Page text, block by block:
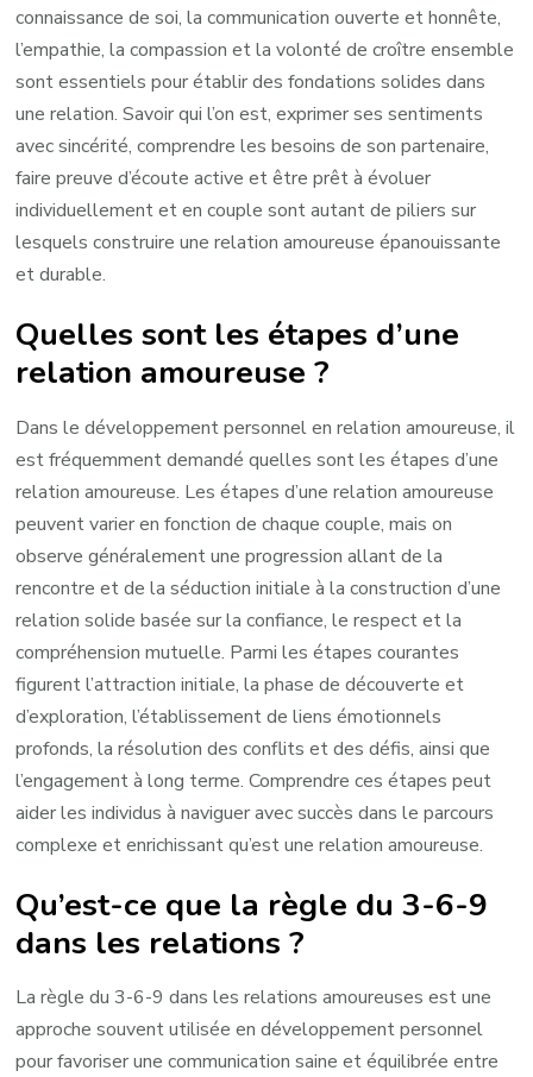
connaissance de soi, la communication ouverte et honnête,
l’empathie, la compassion et la volonté de croître ensemble
sont essentiels pour établir des fondations solides dans
une relation. Savoir qui l’on est, exprimer ses sentiments
avec sincérité, comprendre les besoins de son partenaire,
faire preuve d’écoute active et être prêt à évoluer
individuellement et en couple sont autant de piliers sur
lesquels construire une relation amoureuse épanouissante
et durable.
Quelles sont les étapes d’une
relation amoureuse ?
Dans le développement personnel en relation amoureuse, il
est fréquemment demandé quelles sont les étapes d’une
relation amoureuse. Les étapes d’une relation amoureuse
peuvent varier en fonction de chaque couple, mais on
observe généralement une progression allant de la
rencontre et de la séduction initiale à la construction d’une
relation solide basée sur la confiance, le respect et la
compréhension mutuelle. Parmi les étapes courantes
figurent l’attraction initiale, la phase de découverte et
d’exploration, l’établissement de liens émotionnels
profonds, la résolution des conflits et des défis, ainsi que
l’engagement à long terme. Comprendre ces étapes peut
aider les individus à naviguer avec succès dans le parcours
complexe et enrichissant qu’est une relation amoureuse.
Qu’est-ce que la règle du 3-6-9
dans les relations ?
La règle du 3-6-9 dans les relations amoureuses est une
approche souvent utilisée en développement personnel
pour favoriser une communication saine et équilibrée entre